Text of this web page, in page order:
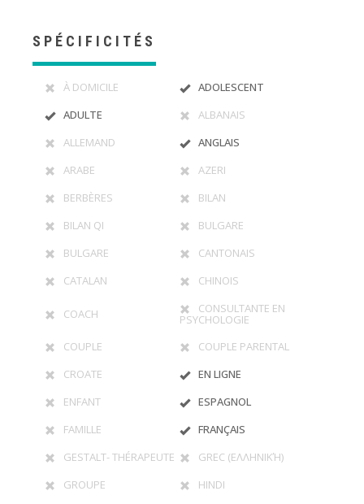
SPÉCIFICITÉS
À DOMICILE
ADOLESCENT
ADULTE
ALBANAIS
ALLEMAND
ANGLAIS
ARABE
AZERI
BERBÈRES
BILAN
BILAN QI
BULGARE
BULGARE
CANTONAIS
CATALAN
CHINOIS
COACH CONSULTANTE EN
PSYCHOLOGIE
COUPLE
COUPLE PARENTAL
CROATE
EN LIGNE
ENFANT
ESPAGNOL
FAMILLE
FRANÇAIS
GESTALT- THÉRAPEUTE
GREC (ΕΛΛΗΝΙΚΉ)
GROUPE
HINDI